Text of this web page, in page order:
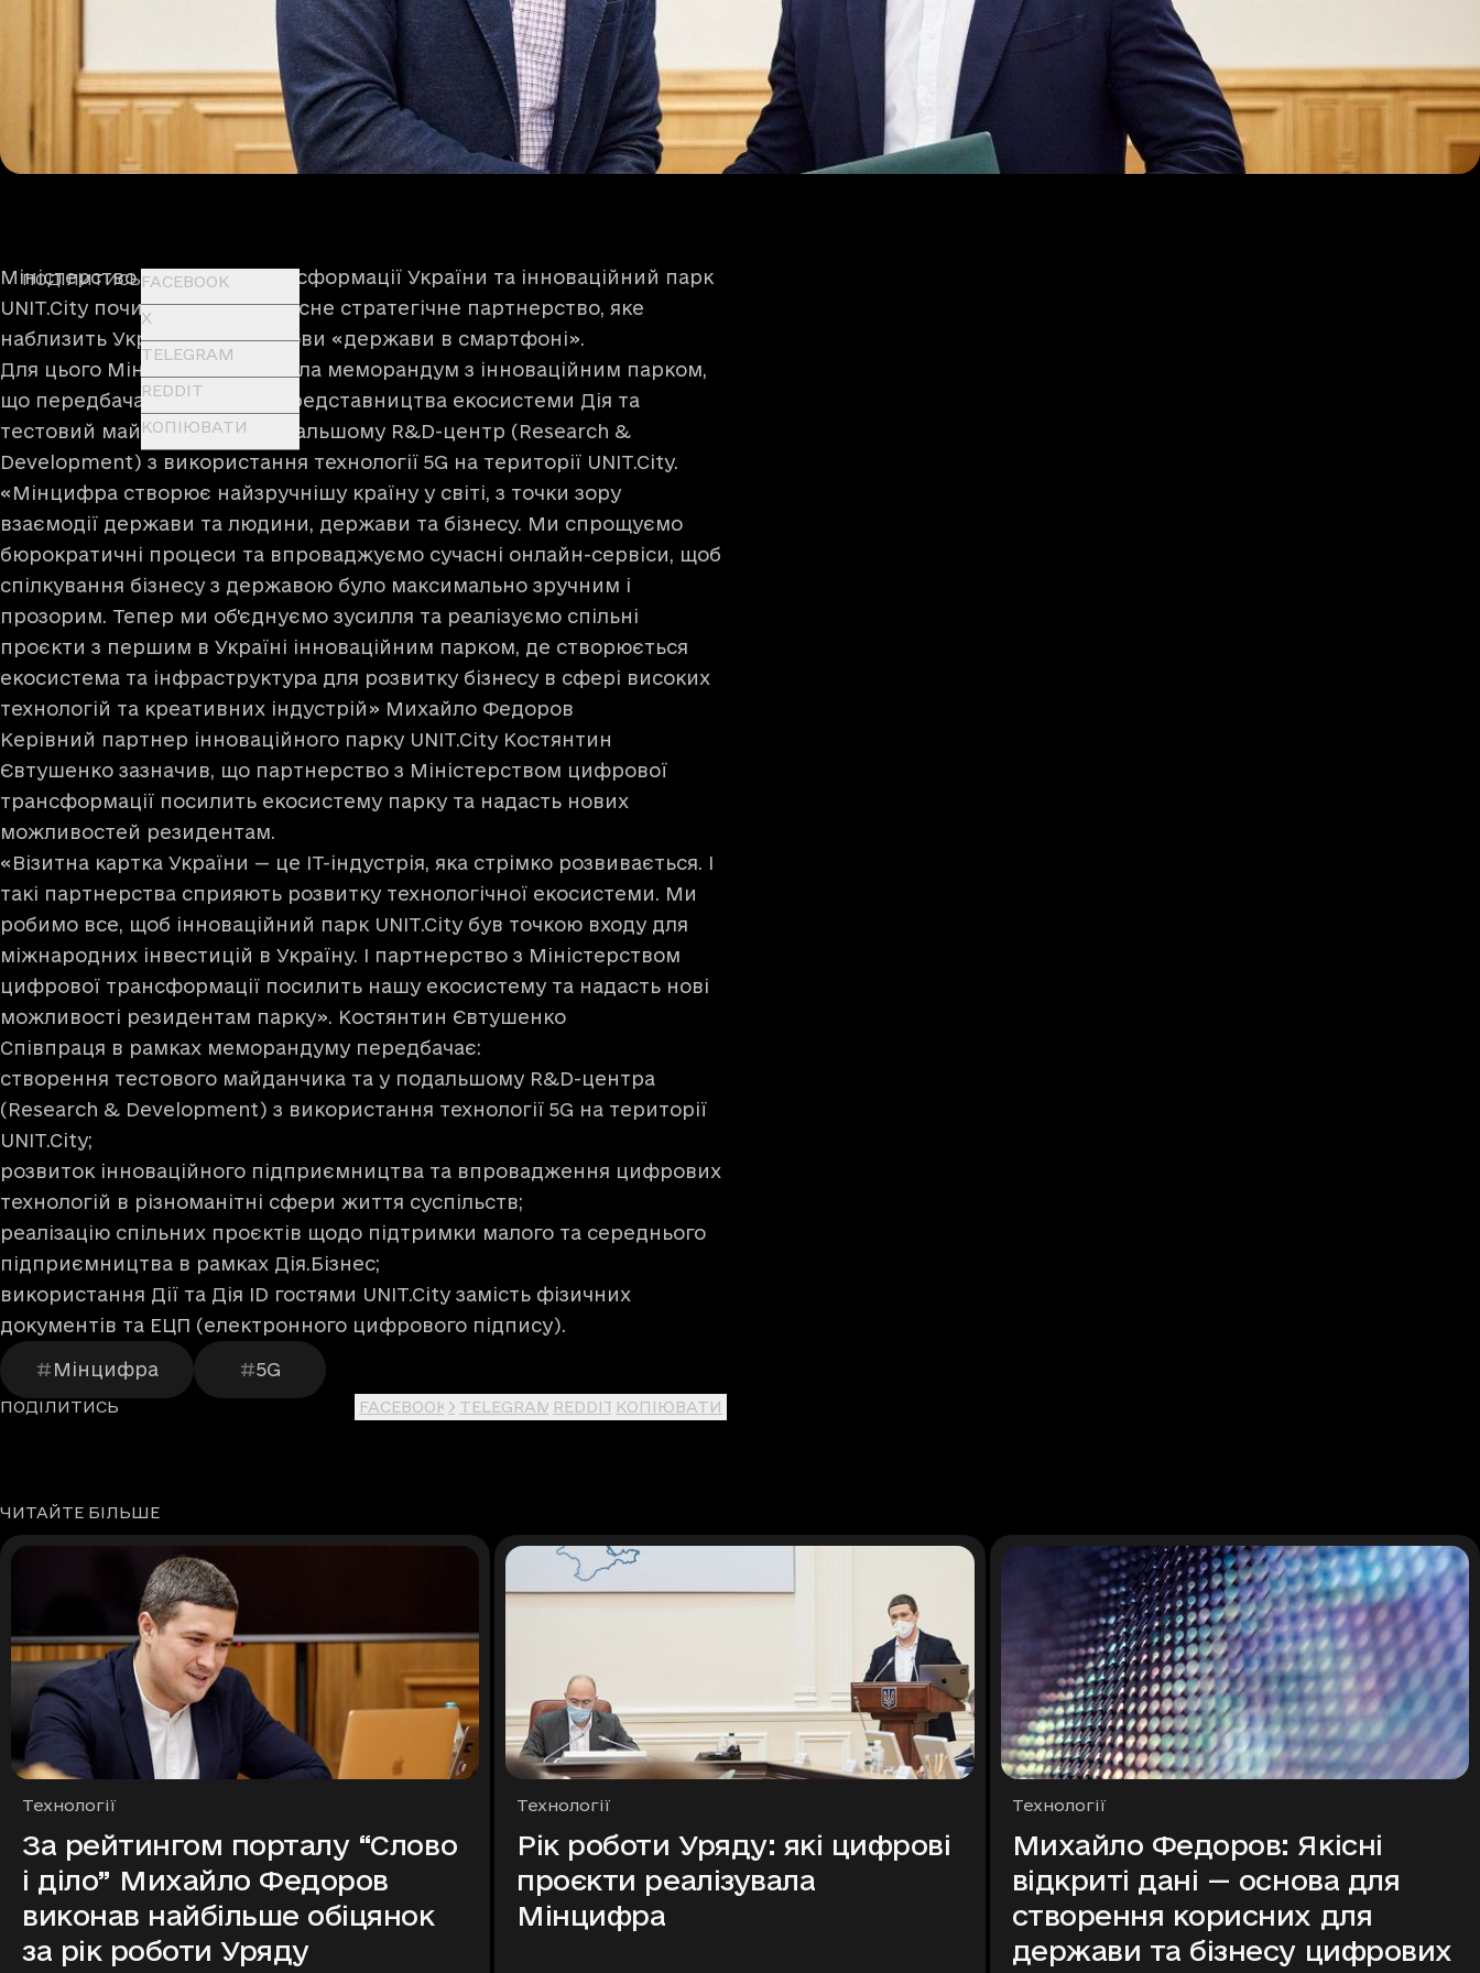
ПОДІЛИТИСЬFACEBOOK
X
TELEGRAM
REDDIT
КОПІЮВАТИ
Міністерство цифрової трансформації України та інноваційний парк
UNIT.City починають комплексне стратегічне партнерство, яке
наблизить Україну до побудови «держави в смартфоні».
Для цього Мінцифра підписала меморандум з інноваційним парком,
що передбачає створення представництва екосистеми Дія та
тестовий майданчик, а у подальшому R&D-центр (Research &
Development) з використання технології 5G на території UNIT.City.
«Мінцифра створює найзручнішу країну у світі, з точки зору
взаємодії держави та людини, держави та бізнесу. Ми спрощуємо
бюрократичні процеси та впроваджуємо сучасні онлайн-сервіси, щоб
спілкування бізнесу з державою було максимально зручним і
прозорим. Тепер ми об'єднуємо зусилля та реалізуємо спільні
проєкти з першим в Україні інноваційним парком, де створюється
екосистема та інфраструктура для розвитку бізнесу в сфері високих
технологій та креативних індустрій» Михайло Федоров
Керівний партнер інноваційного парку UNIT.City Костянтин
Євтушенко зазначив, що партнерство з Міністерством цифрової
трансформації посилить екосистему парку та надасть нових
можливостей резидентам.
«Візитна картка України — це ІТ-індустрія, яка стрімко розвивається. І
такі партнерства сприяють розвитку технологічної екосистеми. Ми
робимо все, щоб інноваційний парк UNIT.City був точкою входу для
міжнародних інвестицій в Україну. І партнерство з Міністерством
цифрової трансформації посилить нашу екосистему та надасть нові
можливості резидентам парку». Костянтин Євтушенко
Співпраця в рамках меморандуму передбачає:
створення тестового майданчика та у подальшому R&D-центра
(Research & Development) з використання технології 5G на території
UNIT.City;
розвиток інноваційного підприємництва та впровадження цифрових
технологій в різноманітні сфери життя суспільств;
реалізацію спільних проєктів щодо підтримки малого та середнього
підприємництва в рамках Дія.Бізнес;
використання Дії та Дія ID гостями UNIT.City замість фізичних
документів та ЕЦП (електронного цифрового підпису).
Мінцифра 5G
ПОДІЛИТИСЬ FACEBOOK X TELEGRAM REDDIT КОПІЮВАТИ
ЧИТАЙТЕ БІЛЬШЕ
Рубрики
Технології
За рейтингом порталу “Слово
і діло” Михайло Федоров
виконав найбільше обіцянок
за рік роботи Уряду
Рубрики
Технології
Рік роботи Уряду: які цифрові
проєкти реалізувала
Мінцифра
Рубрики
Технології
Михайло Федоров: Якісні
відкриті дані — основа для
створення корисних для
держави та бізнесу цифрових